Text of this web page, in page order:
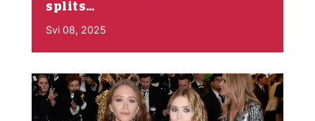
splits…
Svi 08, 2025